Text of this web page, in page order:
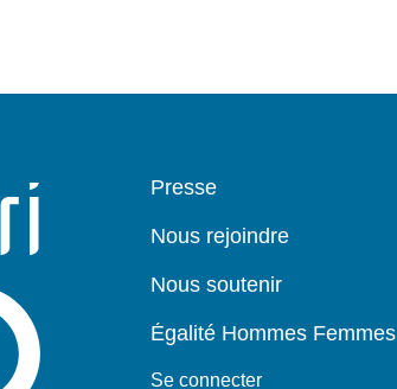
Pied
Presse
Nous rejoindre
Nous soutenir
Égalité Hommes Femmes
Se connecter